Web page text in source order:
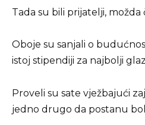
Tada su bili prijatelji, možda
Oboje su sanjali o
istoj stipendiji za najbolji
Proveli su sate vježbajući
jedno drugo da postanu